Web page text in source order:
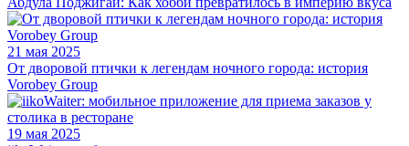
21 мая 2025
От дворовой птички к легендам ночного города: история
Vorobey Group
19 мая 2025